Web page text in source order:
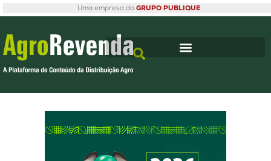
Uma empresa do GRUPO PUBLIQUE